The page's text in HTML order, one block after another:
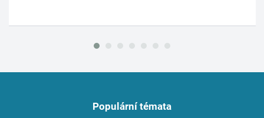
Populární témata